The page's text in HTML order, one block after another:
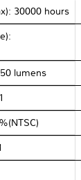
30000 hours
lumens